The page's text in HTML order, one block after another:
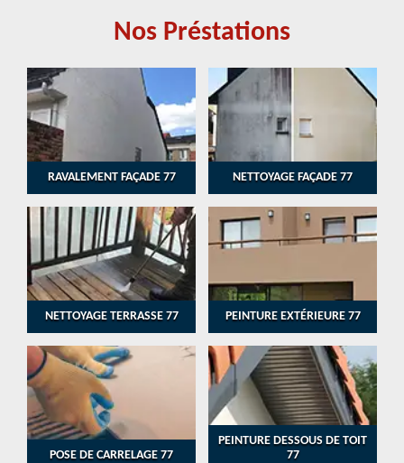
Nos Préstations
RAVALEMENT FAÇADE 77 NETTOYAGE FAÇADE 77
NETTOYAGE TERRASSE 77 PEINTURE EXTÉRIEURE 77
POSE DE CARRELAGE 77
PEINTURE DESSOUS DE TOIT
77